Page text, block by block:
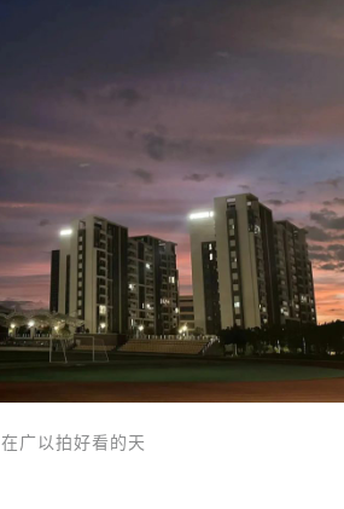
在广以拍好看的天